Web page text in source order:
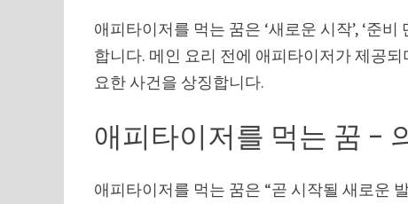
애피타이저를 먹는 꿈은 ‘새로운 시작’, ‘준비
합니다. 메인 요리 전에 애피타이저가 제공
요한 사건을 상징합니다.
애피타이저를 먹는 꿈 –
애피타이저를 먹는 꿈은 “곧 시작될 새로운